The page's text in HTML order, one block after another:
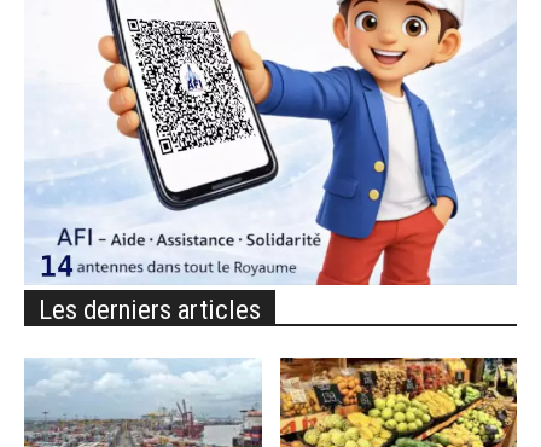
Les derniers articles